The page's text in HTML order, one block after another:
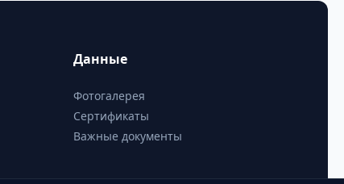
Данные
Фотогалерея
Сертификаты
Важные документы